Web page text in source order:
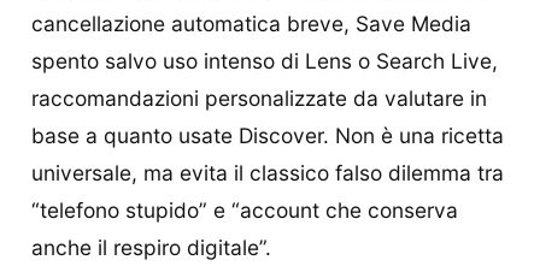
cancellazione automatica breve, Save Media
spento salvo uso intenso di Lens o Search Live,
raccomandazioni personalizzate da valutare in
base a quanto usate Discover. Non è una ricetta
universale, ma evita il classico falso dilemma tra
“telefono stupido” e “account che conserva
anche il respiro digitale”.